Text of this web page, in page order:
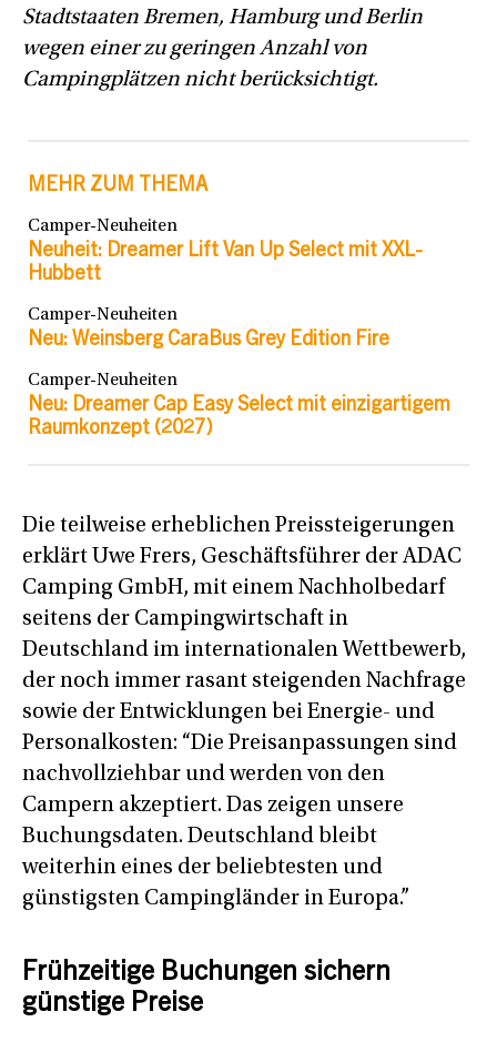
Stadtstaaten Bremen, Hamburg und Berlin
wegen einer zu geringen Anzahl von
Campingplätzen nicht berücksichtigt.
MEHR ZUM THEMA
Camper-Neuheiten
Neuheit: Dreamer Lift Van Up Select mit XXL-
Hubbett
Camper-Neuheiten
Neu: Weinsberg CaraBus Grey Edition Fire
Camper-Neuheiten
Neu: Dreamer Cap Easy Select mit einzigartigem
Raumkonzept (2027)
Die teilweise erheblichen Preissteigerungen
erklärt Uwe Frers, Geschäftsführer der ADAC
Camping GmbH, mit einem Nachholbedarf
seitens der Campingwirtschaft in
Deutschland im internationalen Wettbewerb,
der noch immer rasant steigenden Nachfrage
sowie der Entwicklungen bei Energie- und
Personalkosten: “Die Preisanpassungen sind
nachvollziehbar und werden von den
Campern akzeptiert. Das zeigen unsere
Buchungsdaten. Deutschland bleibt
weiterhin eines der beliebtesten und
günstigsten Campingländer in Europa.”
Frühzeitige Buchungen sichern
günstige Preise